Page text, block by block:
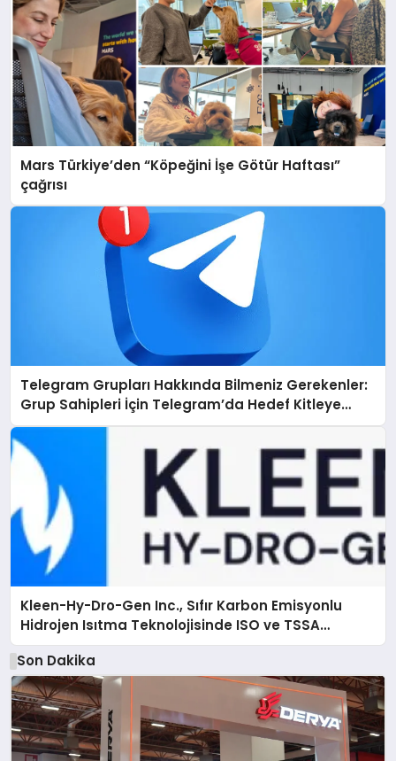
Mars Türkiye’den “Köpeğini İşe Götür Haftası”
çağrısı
Telegram Grupları Hakkında Bilmeniz Gerekenler:
Grup Sahipleri İçin Telegram’da Hedef Kitleye
Ulaşma
Kleen-Hy-Dro-Gen Inc., Sıfır Karbon Emisyonlu
Hidrojen Isıtma Teknolojisinde ISO ve TSSA
Düzenleyici Onaylarını Aldı
Son Dakika